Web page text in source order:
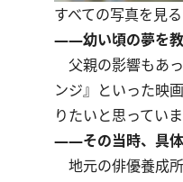
すべての写真を見る
――幼い頃の夢を教
父親の影響もあ
ンジ』といった映
りたいと思っていま
――その当時、具体
地元の俳優養成